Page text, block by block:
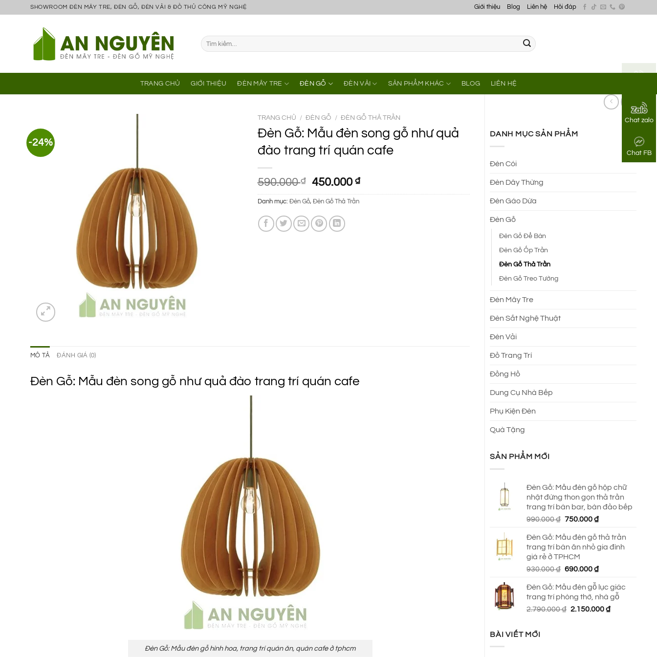
Chat zalo
Chat FB
SHOWROOM ĐÈN MÂY TRE, ĐÈN GỖ, ĐÈN VẢI & ĐỒ THỦ CÔNG MỸ NGHỆ Giới thiệu Blog Liên hệ Hỏi đáp
Tìm
kiếm:
TRANG CHỦ GIỚI THIỆU ĐÈN MÂY TRE ĐÈN GỖ ĐÈN VẢI SẢN PHẨM KHÁC BLOG LIÊN HỆ
DANH MỤC SẢN PHẨM
Đèn Cói
Đèn Dây Thừng
Đèn Gáo Dừa
Đèn Gỗ
Đèn Gỗ Để Bàn
Đèn Gỗ Ốp Trần
Đèn Gỗ Thả Trần
Đèn Gỗ Treo Tường
Đèn Mây Tre
Đèn Sắt Nghệ Thuật
Đèn Vải
Đồ Trang Trí
Đồng Hồ
Dung Cụ Nhà Bếp
Phụ Kiện Đèn
Quà Tặng
SẢN PHẨM MỚI
Đèn Gỗ: Mẫu đèn gỗ hộp chữ
nhật đứng thon gọn thả trần
trang trí bàn bar, bàn đảo bếp
990.000₫ Giá
là:
990.000 ₫.
750.000₫Giá
tại
là:
Đèn Gỗ: Mẫu đèn gỗ thả trần
trang trí bàn ăn nhỏ gia đình
giá rẻ ở TPHCM
930.000₫ Giá
là:
930.000 ₫.
690.000₫Giá
tại
là:
690.000 ₫.
Đèn Gỗ: Mẫu đèn gỗ lục giác
trang trí phòng thờ, nhà gỗ
2.790.000₫ Giá
2.150.000₫Giá
BÀI VIẾT MỚI
-24%
TRANG CHỦ / ĐÈN GỖ / ĐÈN GỖ THẢ TRẦN
Đèn Gỗ: Mẫu đèn song gỗ như quả
đào trang trí quán cafe
590.000₫
Giá
gốc
là:
590.000 ₫.
450.000 ₫Giá
hiện
Danh mục: Đèn Gỗ, Đèn Gỗ Thả Trần
MÔ TẢ ĐÁNH GIÁ (0)
Đèn Gỗ: Mẫu đèn song gỗ như quả đào trang trí quán cafe
Đèn Gỗ: Mẫu đèn gỗ hình hoa, trang trí quán ăn, quán cafe ở tphcm